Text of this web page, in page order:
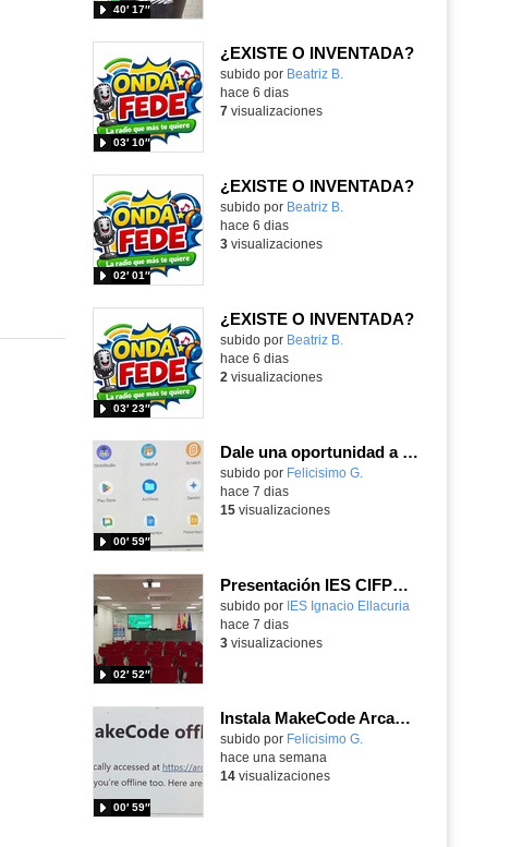
40′ 17″
¿EXISTE O INVENTADA?
Contenido educativo.
subido por Beatriz B.
03′ 10″
hace 6 dias
7visualizaciones
¿EXISTE O INVENTADA?
Contenido educativo.
subido por Beatriz B.
02′ 01″
hace 6 dias
3visualizaciones
¿EXISTE O INVENTADA?
Contenido educativo.
subido por Beatriz B.
03′ 23″
hace 6 dias
2 visualizaciones
Dale una oportunidad a los Chromebooks y utiliza un proyector para realizar talleres si no tienes pantallas táctiles
Contenido educativo.
subido por Felicisimo G.
00′ 59″
hace 7 dias
15visualizaciones
Presentación IES CIFPD Ignacio Ellacuría
Contenido educativo.
subido por IES Ignacio Ellacuria
02′ 52″
hace 7 dias
3visualizaciones
Instala MakeCode Arcade para trabajar offline en tu tablet, ordenador, Chromebook
Contenido educativo.
subido por Felicisimo G.
00′ 59″
hace una semana
14visualizaciones